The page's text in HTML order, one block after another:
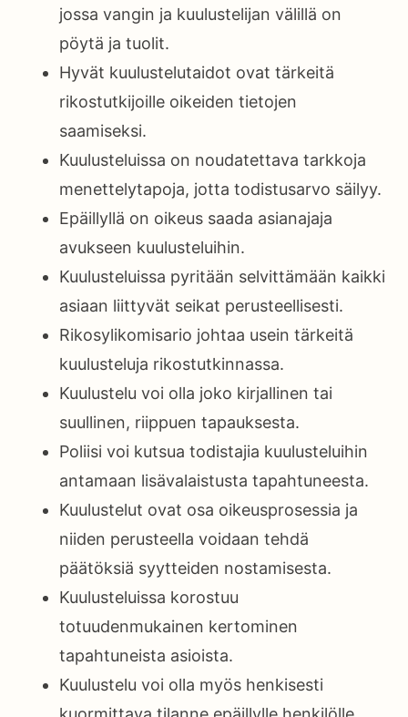
jossa vangin ja kuulustelijan välillä on
pöytä ja tuolit.
Hyvät kuulustelutaidot ovat tärkeitä
rikostutkijoille oikeiden tietojen
saamiseksi.
Kuulusteluissa on noudatettava tarkkoja
menettelytapoja, jotta todistusarvo säilyy.
Epäillyllä on oikeus saada asianajaja
avukseen kuulusteluihin.
Kuulusteluissa pyritään selvittämään kaikki
asiaan liittyvät seikat perusteellisesti.
Rikosylikomisario johtaa usein tärkeitä
kuulusteluja rikostutkinnassa.
Kuulustelu voi olla joko kirjallinen tai
suullinen, riippuen tapauksesta.
Poliisi voi kutsua todistajia kuulusteluihin
antamaan lisävalaistusta tapahtuneesta.
Kuulustelut ovat osa oikeusprosessia ja
niiden perusteella voidaan tehdä
päätöksiä syytteiden nostamisesta.
Kuulusteluissa korostuu
totuudenmukainen kertominen
tapahtuneista asioista.
Kuulustelu voi olla myös henkisesti